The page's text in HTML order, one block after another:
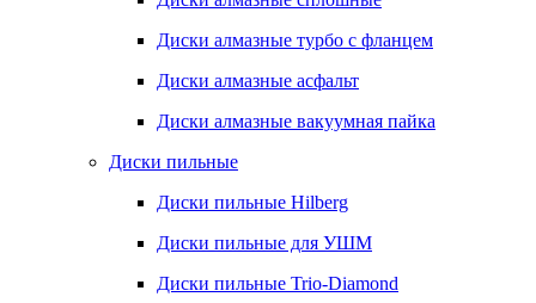
Диски алмазные турбо с фланцем
Диски алмазные асфальт
Диски алмазные вакуумная пайка
Диски пильные
Диски пильные Hilberg
Диски пильные для УШМ
Диски пильные Trio-Diamond